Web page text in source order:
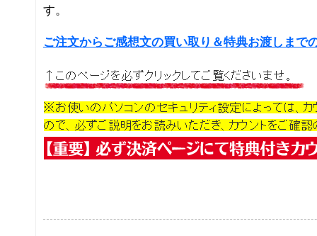
す。
ご注文からご感想文の買い取り＆特典お渡しまで